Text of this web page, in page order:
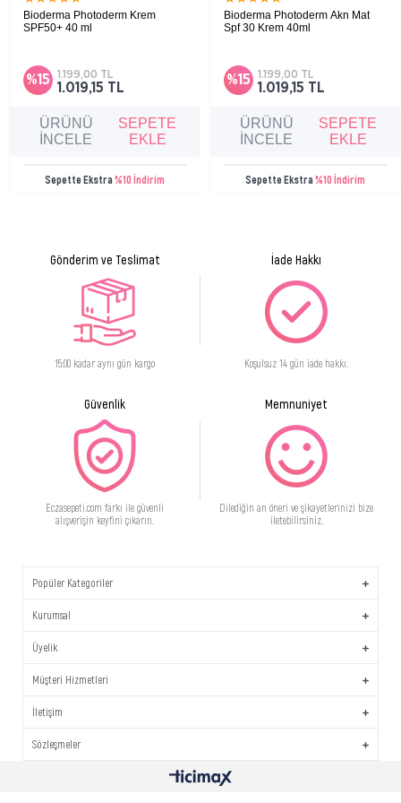
methacrylate copolymer, synthetic fluorphlogopite, ectoin, honey
cocoates, cellulose, tocopheryl acetate, glycerin, zeolite, caprylyl
hydrolyzed hyaluronic acid, panthenol, allantoin, sclerotium gum,
coco-glucoside, pentylene glycol, caprylhydroxamic acid, algin, serine,
gum, tocopherol, trisodium ethylenediamine disuccinate
Bioderma Photoderm Krem
SPF50+ 40 ml
koruyucu.
%15
1.019,15 TL
1.199,00 TL
Sepette Ekstra%10 İndirim
ÜRÜNÜ
İNCELE
SEPETE
EKLE
Bioderma Photoderm Akn Mat
Spf 30 Krem 40ml
koruyucu.
%15
1.019,15 TL
1.199,00 TL
Sepette Ekstra%10 İndirim
ÜRÜNÜ
İNCELE
SEPETE
EKLE
Gönderim ve Teslimat
15:00 kadar aynı gün kargo
İade Hakkı
Koşulsuz 14 gün iade hakkı.
Güvenlik
Eczasepeti.com farkı ile güvenli
alışverişin keyfini çıkarın.
Memnuniyet
Dilediğin an öneri ve şikayetlerinizi bize
iletebilirsiniz.
Popüler Kategoriler
Kurumsal
Üyelik
Müşteri Hizmetleri
İletişim
Sözleşmeler